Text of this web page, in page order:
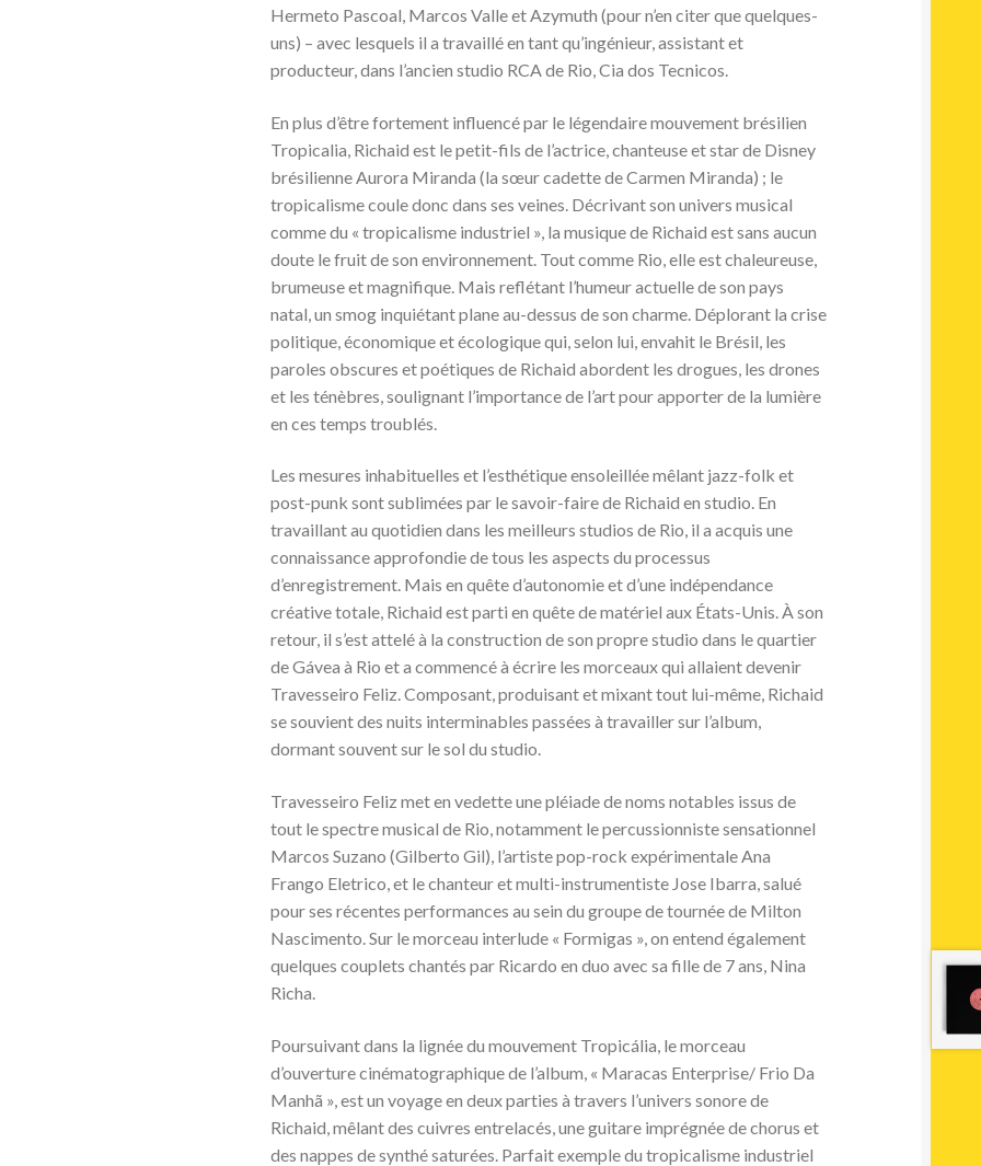
Hermeto Pascoal, Marcos Valle et Azymuth (pour n’en citer que quelques-
uns) – avec lesquels il a travaillé en tant qu’ingénieur, assistant et
producteur, dans l’ancien studio RCA de Rio, Cia dos Tecnicos.
En plus d’être fortement influencé par le légendaire mouvement brésilien
Tropicalia, Richaid est le petit-fils de l’actrice, chanteuse et star de Disney
brésilienne Aurora Miranda (la sœur cadette de Carmen Miranda) ; le
tropicalisme coule donc dans ses veines. Décrivant son univers musical
comme du « tropicalisme industriel », la musique de Richaid est sans aucun
doute le fruit de son environnement. Tout comme Rio, elle est chaleureuse,
brumeuse et magnifique. Mais reflétant l’humeur actuelle de son pays
natal, un smog inquiétant plane au-dessus de son charme. Déplorant la crise
politique, économique et écologique qui, selon lui, envahit le Brésil, les
paroles obscures et poétiques de Richaid abordent les drogues, les drones
et les ténèbres, soulignant l’importance de l’art pour apporter de la lumière
en ces temps troublés.
Les mesures inhabituelles et l’esthétique ensoleillée mêlant jazz-folk et
post-punk sont sublimées par le savoir-faire de Richaid en studio. En
travaillant au quotidien dans les meilleurs studios de Rio, il a acquis une
connaissance approfondie de tous les aspects du processus
d’enregistrement. Mais en quête d’autonomie et d’une indépendance
créative totale, Richaid est parti en quête de matériel aux États-Unis. À son
retour, il s’est attelé à la construction de son propre studio dans le quartier
de Gávea à Rio et a commencé à écrire les morceaux qui allaient devenir
Travesseiro Feliz. Composant, produisant et mixant tout lui-même, Richaid
se souvient des nuits interminables passées à travailler sur l’album,
dormant souvent sur le sol du studio.
Travesseiro Feliz met en vedette une pléiade de noms notables issus de
tout le spectre musical de Rio, notamment le percussionniste sensationnel
Marcos Suzano (Gilberto Gil), l’artiste pop-rock expérimentale Ana
Frango Eletrico, et le chanteur et multi-instrumentiste Jose Ibarra, salué
pour ses récentes performances au sein du groupe de tournée de Milton
Nascimento. Sur le morceau interlude « Formigas », on entend également
quelques couplets chantés par Ricardo en duo avec sa fille de 7 ans, Nina
Richa.
Poursuivant dans la lignée du mouvement Tropicália, le morceau
d’ouverture cinématographique de l’album, « Maracas Enterprise/ Frio Da
Manhã », est un voyage en deux parties à travers l’univers sonore de
Richaid, mêlant des cuivres entrelacés, une guitare imprégnée de chorus et
des nappes de synthé saturées. Parfait exemple du tropicalisme industriel